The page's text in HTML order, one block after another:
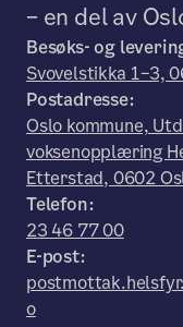
– en del av
Besøks- og
Svovelstikka 1–3,
Postadresse:
Oslo kommune,
voksenopplæring
Etterstad, 0602
Telefon:
23 46 77 00
E-post:
o